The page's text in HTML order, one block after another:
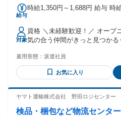
給与
時給1,350円～1,688円 給与 時
対象
資格 ＼未経験歓迎！／ オープニング募集＝同期がたくさん！
気の合う仲間がきっと見つかるッ！！！ 未経験
雇用形態： 派遣社員
お気に入り
ヤマト運輸株式会社 野田ロジセンター
検品・梱包など物流センタ